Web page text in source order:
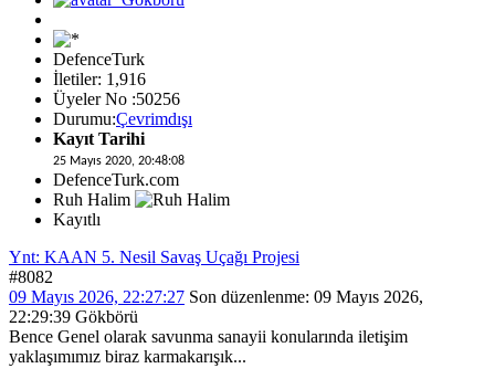
DefenceTurk
İletiler: 1,916
Üyeler No :50256
Durumu:Çevrimdışı
Kayıt Tarihi
25 Mayıs 2020, 20:48:08
DefenceTurk.com
Ruh Halim
Kayıtlı
Ynt: KAAN 5. Nesil Savaş Uçağı Projesi
#8082
09 Mayıs 2026, 22:27:27 Son düzenlenme: 09 Mayıs 2026,
22:29:39 Gökbörü
Bence Genel olarak savunma sanayii konularında iletişim
yaklaşımımız biraz karmakarışık...